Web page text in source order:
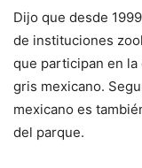
Dijo que desde
de instituciones
que participan en
gris mexicano.
mexicano es
del parque.